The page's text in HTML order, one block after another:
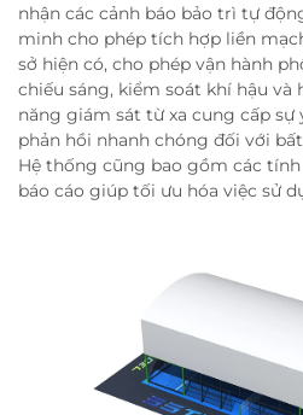
nhận các cảnh báo bảo trì tự
minh cho phép tích hợp liền
sở hiện có, cho phép vận hành
chiếu sáng, kiểm soát khí hậu và
năng giám sát từ xa cung cấp sự
phản hồi nhanh chóng đối với
Hệ thống cũng bao gồm các
báo cáo giúp tối ưu hóa việc sử